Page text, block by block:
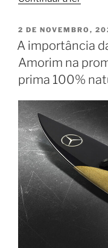
tipo
rolha
para
uma
garrafa
de
PUBLICADO
EM
2 DE NOVEMBRO,
A importância
Amorim na
prima 100%